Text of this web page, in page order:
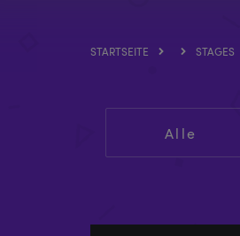
STARTSEITE STAGES
Alle